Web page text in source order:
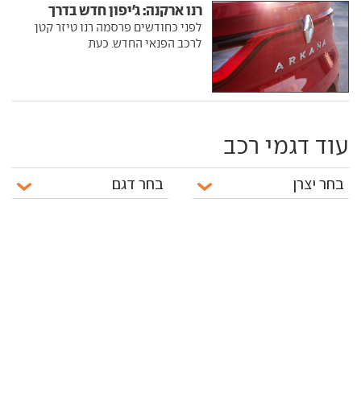
רנו ארקנה: ג'יפון חדש בדרך
לפני כחודשים פרסמה רנו טיזר קטן
לרכב הפנאי החדש. כעת
עוד דגמי רכב